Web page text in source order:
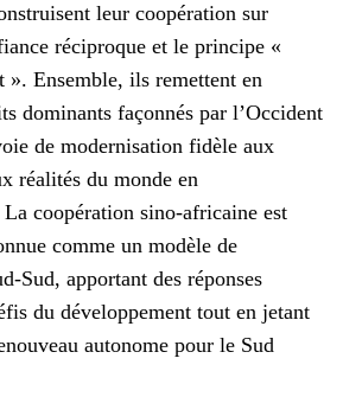
leur coopération sur
réciproque et le principe «
». Ensemble, ils remettent en
dominants façonnés par l’Occident
de modernisation fidèle aux
réalités du monde en
coopération sino-africaine est
comme un modèle de
Sud, apportant des réponses
du développement tout en jetant
autonome pour le Sud